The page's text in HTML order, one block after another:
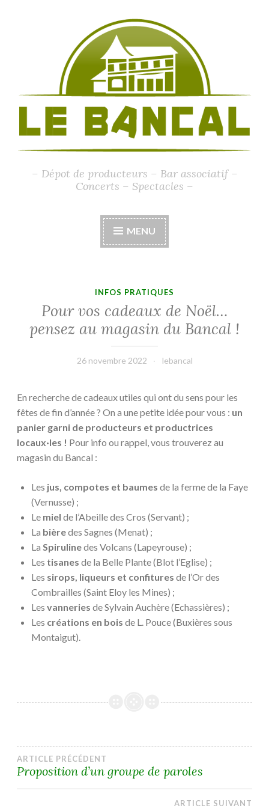
– Dépot de producteurs – Bar associatif –
Concerts – Spectacles –
MENU
INFOS PRATIQUES
Pour vos cadeaux de Noël…
pensez au magasin du Bancal !
26 novembre 2022 lebancal
En recherche de cadeaux utiles qui ont du sens pour les
fêtes de fin d’année ? On a une petite idée pour vous : un
panier garni de producteurs et productrices
locaux·les ! Pour info ou rappel, vous trouverez au
magasin du Bancal :
Les jus, compotes et baumes de la ferme de la Faye
(Vernusse) ;
Le miel de l’Abeille des Cros (Servant) ;
La bièredes Sagnes (Menat) ;
La Spirulinedes Volcans (Lapeyrouse) ;
Les tisanes de la Belle Plante (Blot l’Eglise) ;
Les sirops, liqueurs et confitures de l’Or des
Combrailles (Saint Eloy les Mines) ;
Les vanneries de Sylvain Auchère (Echassières) ;
Les créations en bois de L. Pouce (Buxières sous
Montaigut).
Navigation
ARTICLE PRÉCÉDENT
Proposition d’un groupe de paroles
ARTICLE SUIVANT